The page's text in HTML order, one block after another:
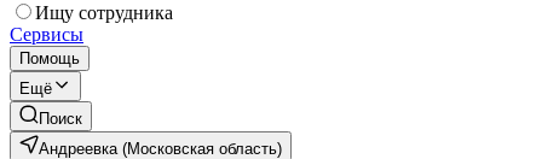
Ищу сотрудника
Сервисы
Помощь
Ещё
Поиск
Андреевка (Московская область)